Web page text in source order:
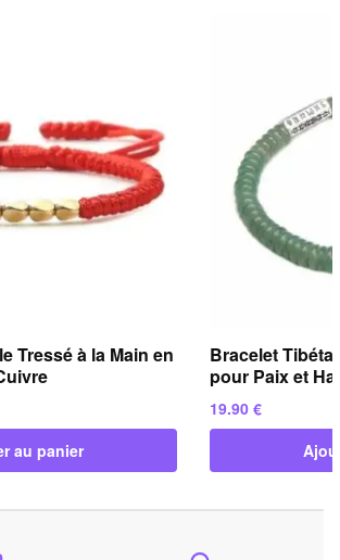
Tressé à la Main en
au panier
Bracelet
pour Paix et
19.90 €